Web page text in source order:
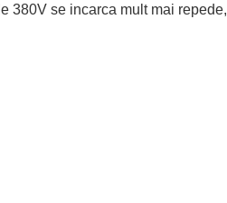
380V se incarca mult mai repede,